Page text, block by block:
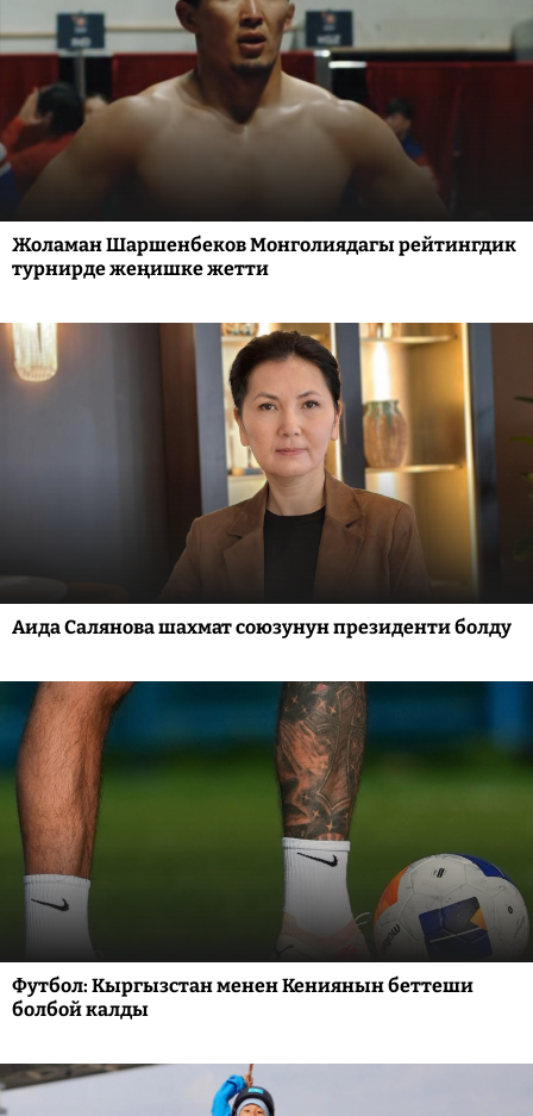
Жоламан Шаршенбеков Монголиядагы рейтингдик
турнирде жеңишке жетти
Аида Салянова шахмат союзунун президенти болду
Футбол: Кыргызстан менен Кениянын беттеши
болбой калды